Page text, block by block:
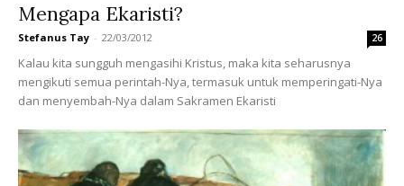
Mengapa Ekaristi?
Stefanus Tay - 22/03/2012 26
Kalau kita sungguh mengasihi Kristus, maka kita seharusnya
mengikuti semua perintah-Nya, termasuk untuk memperingati-Nya
dan menyembah-Nya dalam Sakramen Ekaristi